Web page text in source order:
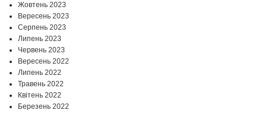
Жовтень 2023
Вересень 2023
Серпень 2023
Липень 2023
Червень 2023
Вересень 2022
Липень 2022
Травень 2022
Квітень 2022
Березень 2022